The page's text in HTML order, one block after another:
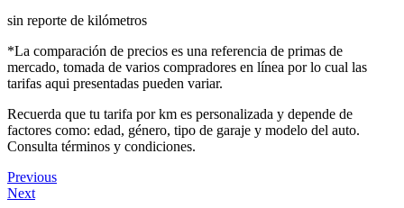
sin reporte de kilómetros
*La comparación de precios es una referencia de primas de
mercado, tomada de varios compradores en línea por lo cual las
tarifas aqui presentadas pueden variar.
Recuerda que tu tarifa por km es personalizada y depende de
factores como: edad, género, tipo de garaje y modelo del auto.
Consulta términos y condiciones.
Previous
Next